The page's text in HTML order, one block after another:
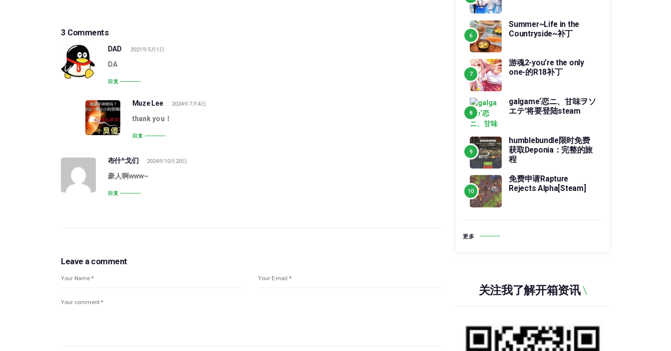
3 Comments
DAD 2021年5月1日
DA
回复
Muze Lee 2024年7月4日
thank you！
回复
布什*戈们 2024年10月20日
豪人啊www~
回复
Leave a comment
Summer~Life in the
Countryside~补丁
游魂2-you’re the only
one-的R18补丁
galgame‘恋ニ、甘味ヲソ
エテ’将要登陆steam
humblebundle限时免费
获取Deponia：完整的旅
程
免费申请Rapture
Rejects Alpha[Steam]
更多
关注我了解开箱资讯